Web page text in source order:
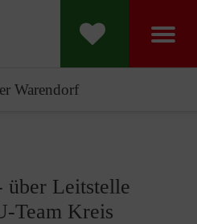
Warendorf
über Leitstelle
Team Kreis